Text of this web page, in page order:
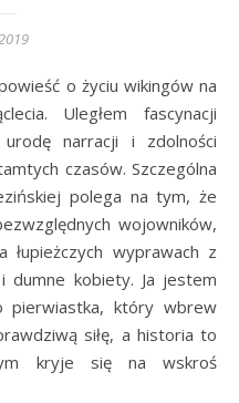
Uległem fascynacji
narracji i zdolności
czasów. Szczególna
polega na tym, że
wojowników,
łupieżczych wyprawach z
dumne kobiety. Ja jestem
pierwiastka, który wbrew
siłę, a historia to
kryje się na wskroś